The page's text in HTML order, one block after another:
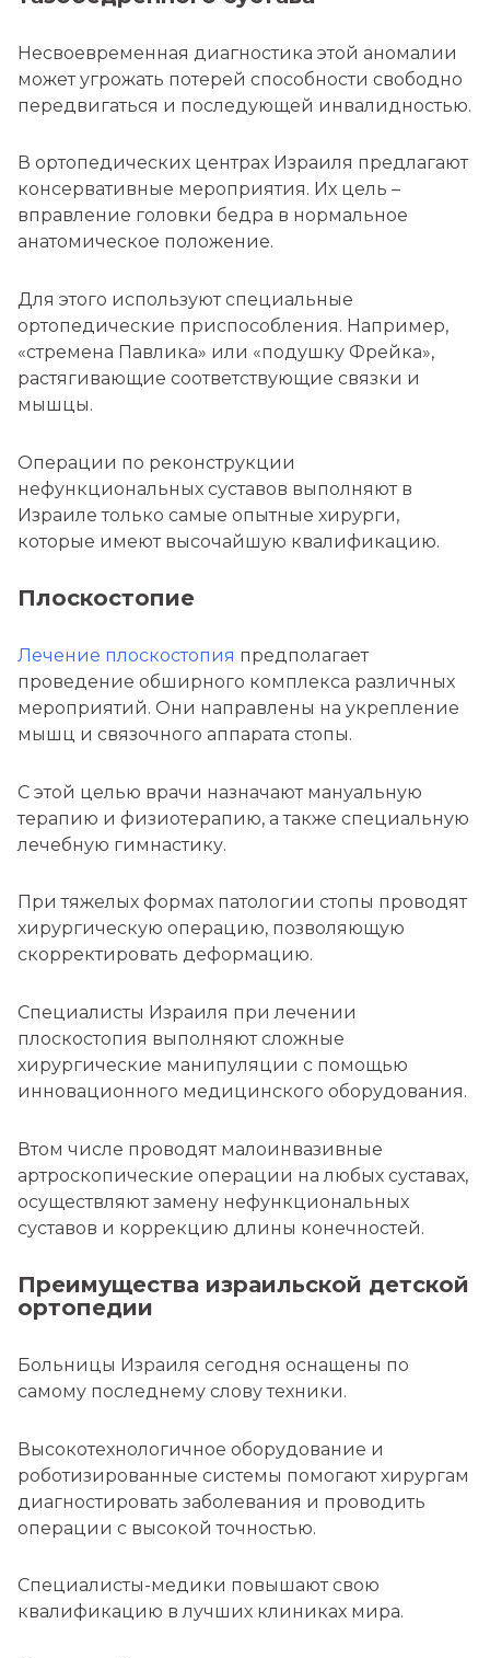
Несвоевременная диагностика этой аномалии
может угрожать потерей способности свободно
передвигаться и последующей инвалидностью.
В ортопедических центрах Израиля предлагают
консервативные мероприятия. Их цель –
вправление головки бедра в нормальное
анатомическое положение.
Для этого используют специальные
ортопедические приспособления. Например,
«стремена Павлика» или «подушку Фрейка»,
растягивающие соответствующие связки и
мышцы.
Операции по реконструкции
нефункциональных суставов выполняют в
Израиле только самые опытные хирурги,
которые имеют высочайшую квалификацию.
Плоскостопие
Лечение плоскостопия предполагает
проведение обширного комплекса различных
мероприятий. Они направлены на укрепление
мышц и связочного аппарата стопы.
С этой целью врачи назначают мануальную
терапию и физиотерапию, а также специальную
лечебную гимнастику.
При тяжелых формах патологии стопы проводят
хирургическую операцию, позволяющую
скорректировать деформацию.
Специалисты Израиля при лечении
плоскостопия выполняют сложные
хирургические манипуляции с помощью
инновационного медицинского оборудования.
Втом числе проводят малоинвазивные
артроскопические операции на любых суставах,
осуществляют замену нефункциональных
суставов и коррекцию длины конечностей.
Преимущества израильской детской
ортопедии
Больницы Израиля сегодня оснащены по
самому последнему слову техники.
Высокотехнологичное оборудование и
роботизированные системы помогают хирургам
диагностировать заболевания и проводить
операции с высокой точностью.
Специалисты-медики повышают свою
квалификацию в лучших клиниках мира.